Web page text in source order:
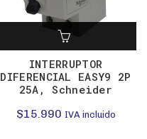
INTERRUPTOR
DIFERENCIAL EASY9 2P
25A, Schneider
$15.990 IVA incluido